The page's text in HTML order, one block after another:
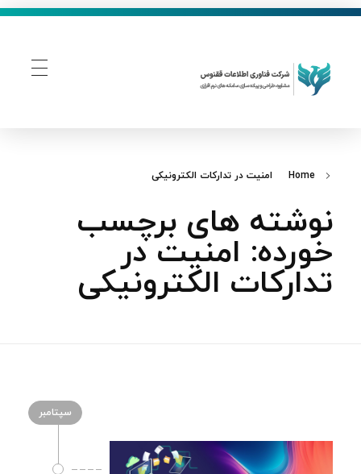
Home امنیت در تدارکات الکترونیکی
نوشته های برچسب
خورده: امنیت در
تدارکات الکترونیکی
سپتامبر